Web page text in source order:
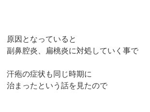
原因となっていると
副鼻腔炎、扁桃炎に対処していく事で
汗疱の症状も同じ時期に
治まったという話を見たので